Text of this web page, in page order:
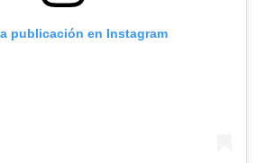
publicación en Instagram